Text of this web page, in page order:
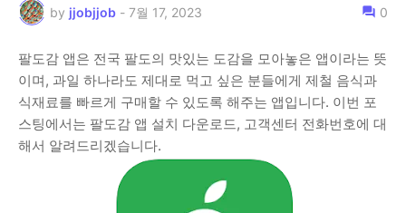
by jjobjjob - 7월 17, 2023 0
팔도감 앱은 전국 팔도의 맛있는 도감을 모아놓은 앱이라는 뜻
이며, 과일 하나라도 제대로 먹고 싶은 분들에게 제철 음식과
식재료를 빠르게 구매할 수 있도록 해주는 앱입니다. 이번 포
스팅에서는 팔도감 앱 설치 다운로드, 고객센터 전화번호에 대
해서 알려드리겠습니다.